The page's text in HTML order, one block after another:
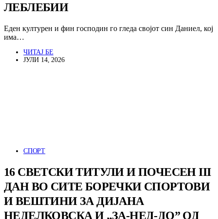
ЛЕБЛЕБИИ
Еден културен и фин господин го гледа својот син Даниел, кој
има…
ЧИТАЈ БЕ
ЈУЛИ 14, 2026
СПОРТ
16 СВЕТСКИ ТИТУЛИ И ПОЧЕСЕН III
ДАН ВО СИТЕ БОРЕЧКИ СПОРТОВИ
И ВЕШТИНИ ЗА ДИЈАНА
НЕДЕЛКОВСКА И „ЗА-НЕД-ДО” ОД